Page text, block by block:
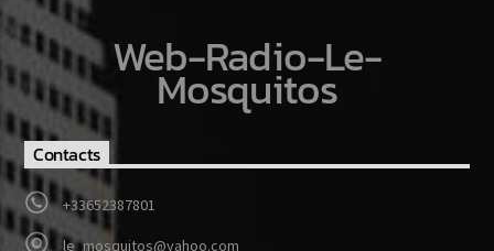
Web-Radio-Le-
Mosquitos
Contacts
+33652387801
le_mosquitos@yahoo.com